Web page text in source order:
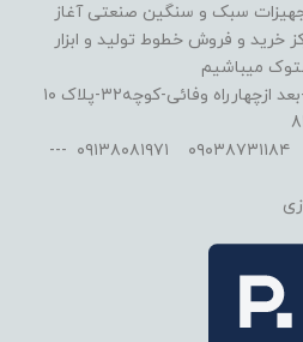
سبک و سنگین صنعتی آغاز
خرید و فروش خطوط تولید و ابزار
میباشیم
نشانی:اصفهان-خیابان کاشانی-بعد ازچهارراه وفائی-کوچه۳۲-پلاک ۱۰
شماره تماس:۰۹۱۳۲۲۹۸۰۹۱ --- ۰۹۰۳۸۷۳۱۱۸۴ ۰۹۱۳۸۰۸۱۹۷۱ ---